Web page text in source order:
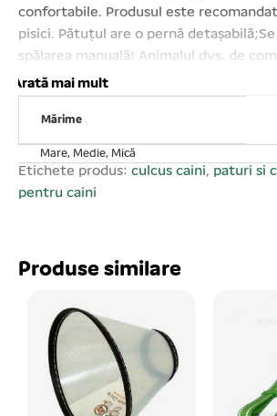
confortabile. Produsul este
pisici. Pătuțul are o pernă
spălarea manuală! Animalul dvs. de
mulțumit de această decizie!
interior și pernuțe: 100%
45*45*13 cm, M: 54*54*13 cm, L:
IMPORTANT: Acest produs este
culori, așadar nu putem garanta
culori. Se vinde ambalat câte 3 buc/
Arată mai mult
Mărime
Mare, Medie, Mică
Etichete produs: culcus caini, paturi si
pentru caini
Produse similare